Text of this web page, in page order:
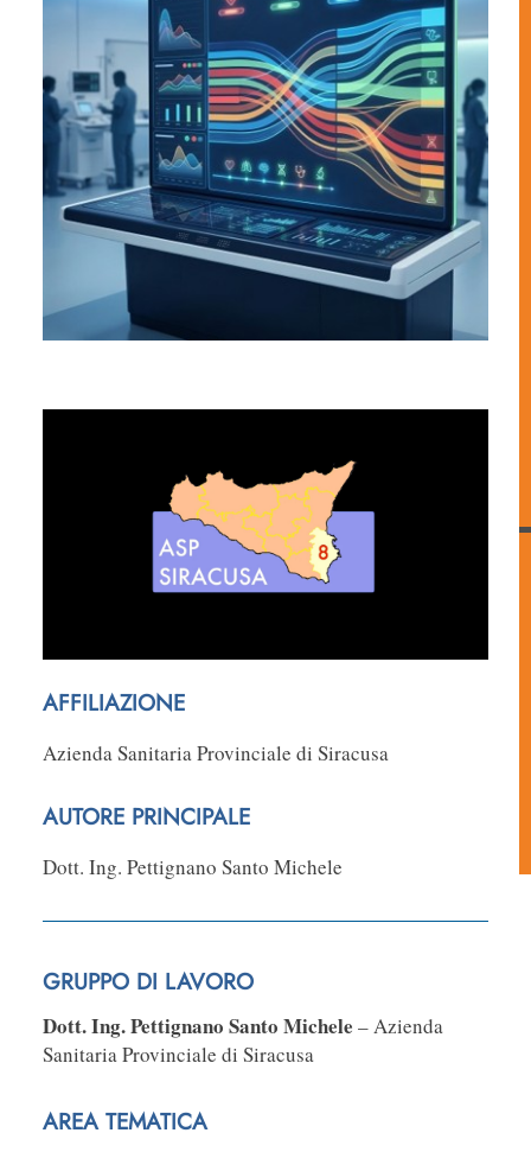
AFFILIAZIONE
Azienda Sanitaria Provinciale di Siracusa
AUTORE PRINCIPALE
Dott. Ing. Pettignano Santo Michele
GRUPPO DI LAVORO
Dott. Ing. Pettignano Santo Michele – Azienda
Sanitaria Provinciale di Siracusa
AREA TEMATICA